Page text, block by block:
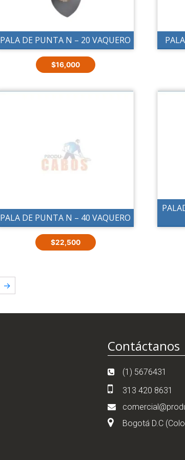
PALA DE PUNTA N – 20 VAQUERO
$16,000
PALA DE PUNTA N – 40 VAQUERO
$22,500
→
Contáctanos
(1) 5676431
313 420 8631
Bogotá D.C